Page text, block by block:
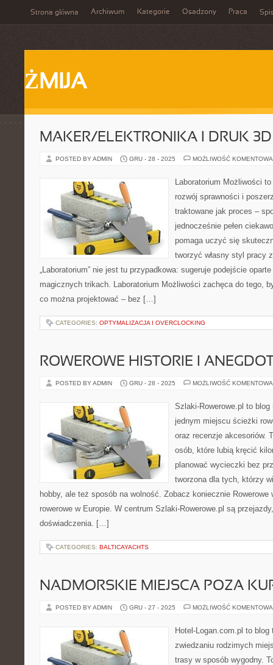
Strona główna Archiwum Kategorie Osadzony Praca
ŻMIJA
MAKER/ELEKTRONIKA I DRUK 3D
POSTED BY ADMIN GRU - 28 - 2025 MOŻLIWOŚĆ
Laboratorium Możliwości
rozwój sprawności i
traktowane jak proces –
jednocześnie pełen
pomaga uczyć się
tworzyć własny styl pracy
„Laboratorium” nie jest tu przypadkowa: sugeruje podejście
magicznych trikach. Laboratorium Możliwości zachęca do tego,
co można projektować – bez […]
CATEGORIES: OPTYMALIZACJA I OVERCLOCKING
ROWEROWE HISTORIE I
POSTED BY ADMIN GRU - 28 - 2025 MOŻLIWOŚĆ
Szlaki-Rowerowe.pl to blog
jednym miejscu ścieżki
oraz recenzje akcesoriów.
osób, które lubią kręcić
planować wycieczki bez
tworzona dla tych, którzy
hobby, ale też sposób na wolność. Zobacz koniecznie
rowerowe w Europie. W centrum Szlaki-Rowerowe.pl są
doświadczenia. […]
CATEGORIES: BALTICAYACHTS
NADMORSKIE MIEJSCA POZA
POSTED BY ADMIN GRU - 27 - 2025 MOŻLIWOŚĆ
Hotel-Logan.com.pl to
zwiedzaniu rodzimych
trasy w sposób wygodny.